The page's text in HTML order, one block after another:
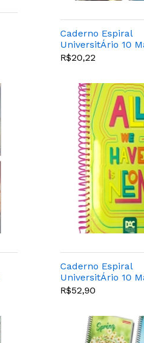
Caderno Espiral
UniversitÁrio 10
Arte Digital 200
R$20,22
Caderno Espiral
UniversitÁrio 10
Color Bubble
R$52,90